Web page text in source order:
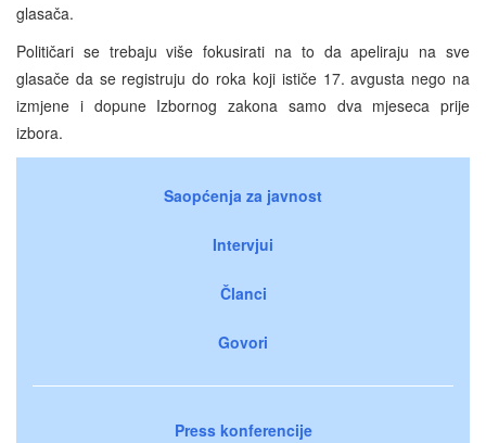
glasača.
Političari se trebaju više fokusirati na to da apeliraju na sve
glasače da se registruju do roka koji ističe 17. avgusta nego na
izmjene i dopune Izbornog zakona samo dva mjeseca prije
izbora.
Saopćenja za javnost
Intervjui
Članci
Govori
Press konferencije